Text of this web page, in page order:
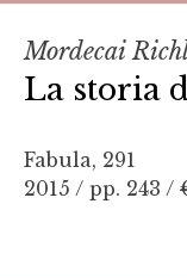
Mordecai
La storia
Fabula, 291
2015 / pp. 243 /